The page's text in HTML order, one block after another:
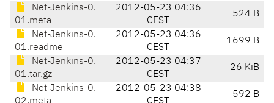
Net-Jenkins-0.
01.meta
2012-05-23 04:36
CEST
524 B
Net-Jenkins-0.
01.readme
2012-05-23 04:36
CEST
1699 B
Net-Jenkins-0.
01.tar.gz
2012-05-23 04:37
CEST
26 KiB
Net-Jenkins-0.
2012-05-23 04:38
592 B